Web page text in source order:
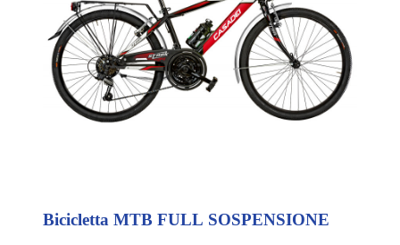
Bicicletta MTB FULL SOSPENSIONE